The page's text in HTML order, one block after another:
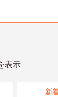
表示
新